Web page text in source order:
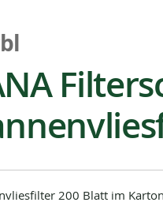
200 Blatt im